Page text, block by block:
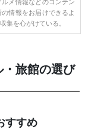
メ情報などのコンテン
情報をお届けできるよ
集を心がけている。
旅館の選び
すすめ